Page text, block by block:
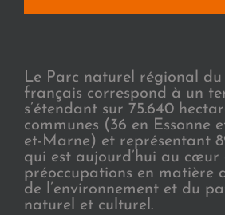
Le Parc naturel régional
français correspond à un
s’étendant sur 75.640
communes (36 en Essonne
et-Marne) et représentant
qui est aujourd’hui au cœur
préoccupations en matière
de l’environnement et du
naturel et culturel.